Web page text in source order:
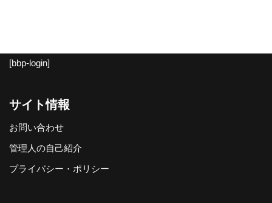
[bbp-login]
サイト情報
お問い合わせ
管理人の自己紹介
プライバシー・ポリシー